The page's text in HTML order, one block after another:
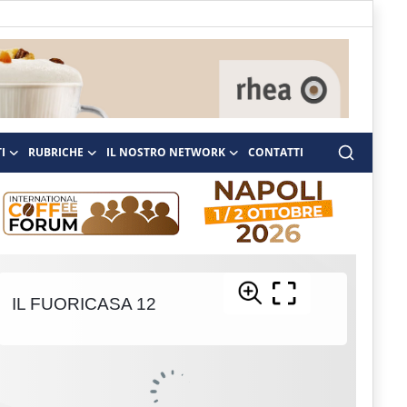
RUBRICHE IL NOSTRO NETWORK CONTATTI